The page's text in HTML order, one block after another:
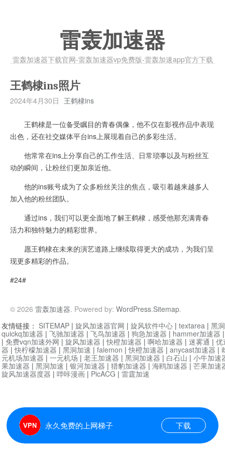
雷轰加速器
雷轰加速器下载官网-雷轰加速器vp免费版-雷轰加速app官方下载
王鹤棣ins照片
2024年4月30日 王鹤棣ins
王鹤棣是一位备受瞩目的青春偶像，他不仅在影视作品中表现
出色，还在社交媒体平台ins上展现着自己的多彩生活。
他常常在ins上分享自己的工作生活、日常琐事以及与粉丝互
动的瞬间，让粉丝们更加亲近他。
他的ins账号成为了众多粉丝关注的焦点，吸引着越来越多人
加入他的粉丝团队。
通过ins，我们可以更全面地了解王鹤棣，感受他那充满青春
活力和独特魅力的精彩世界。
愿王鹤棣在未来的演艺道路上继续取得更大的成功，为我们呈
现更多精彩的作品。
#24#
© 2026 雷轰加速器. Powered by: WordPress.Sitemap.
永久免费的上网梯子 下载
友情链接： SITEMAP | 旋风加速器官网 | 旋风软件中心 | textarea | 黑
quickq加速器 | 飞驰加速器 | 飞鸟加速器 | 狗急加速器 | hammer加速器
| 免费vqn加速外网 | 旋风加速器 |快橙加速器 | 啊哈加速器 | 迷雾通 | 优
器 |快柠檬加速器 | 黑洞加速 | falemon |快橙加速器 | anycast加速器 |
元机场加速器 | 一元机场 | 老王加速器 | 黑洞加速器 | 白石山 | 小牛加速
果加速器 | 黑洞加速 | 银河加速器 | 猎豹加速器 | 海鸥加速器 | 芒果加速
旋风加速器度器 | 哔咔漫画 | PicACG | 雷霆加速